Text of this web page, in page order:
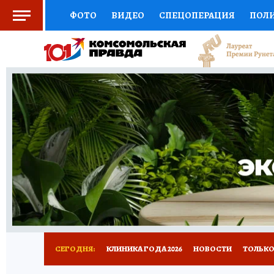
ФОТО ВИДЕО СПЕЦОПЕРАЦИЯ
СОЦПОДДЕРЖКА НАУКА СПОРТ
ВЫБОР ЭКСПЕРТОВ ДОКТОР
КНИЖНАЯ ПОЛКА ПРОГНОЗЫ НА СПОРТ
ПРЕСС-ЦЕНТР НЕДВИЖИМОСТЬ
РАДИО КП РЕКЛАМА ТЕСТЫ НОВОЕ
СЕГОДНЯ: КЛИНИКА ГОДА 2026 НОВОСТИ